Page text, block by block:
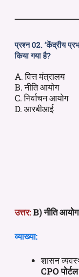
प्रश्न 02. ‘केंद्रीय
किया गया है?
A. वित्त मंत्रालय
B. नीति आयोग
C. निर्वाचन आयोग
D. आरबीआई
उत्तर:B) नीति आयोग
व्याख्या:
शासन
CPO पोर्टल